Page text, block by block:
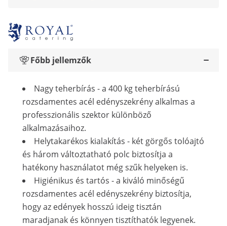
Főbb jellemzők
Nagy teherbírás - a 400 kg teherbírású
rozsdamentes acél edényszekrény alkalmas a
professzionális szektor különböző
alkalmazásaihoz.
Helytakarékos kialakítás - két görgős tolóajtó
és három változtatható polc biztosítja a
hatékony használatot még szűk helyeken is.
Higiénikus és tartós - a kiváló minőségű
rozsdamentes acél edényszekrény biztosítja,
hogy az edények hosszú ideig tisztán
maradjanak és könnyen tisztíthatók legyenek.